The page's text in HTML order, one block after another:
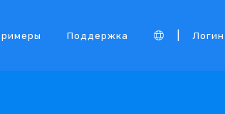
Поддержка Логин